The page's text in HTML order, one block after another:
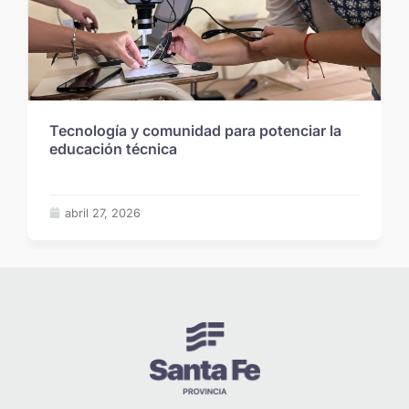
Tecnología y comunidad para potenciar la
educación técnica
abril 27, 2026